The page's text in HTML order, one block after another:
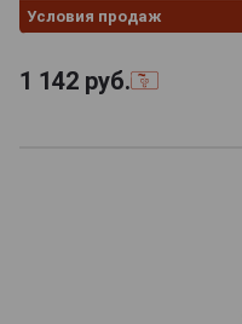
Условия продаж
1 142 руб.